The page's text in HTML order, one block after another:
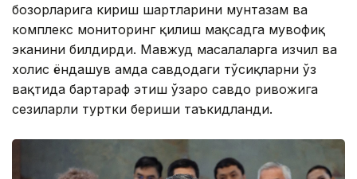
бозорларига кириш шартларини мунтазам ва
комплекс мониторинг қилиш мақсадга мувофиқ
эканини билдирди. Мавжуд масалаларга изчил ва
холис ёндашув ҳамда савдодаги тўсиқларни ўз
вақтида бартараф этиш ўзаро савдо ривожига
сезиларли туртки бериши таъкидланди.